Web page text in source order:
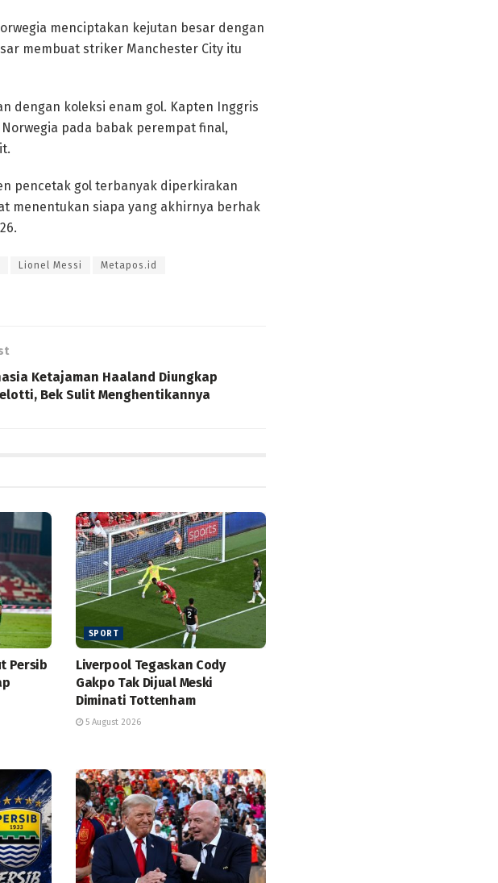
menciptakan kejutan besar dengan
membuat striker Manchester City itu
dengan koleksi enam gol. Kapten Inggris
pada babak perempat final,
pencetak gol terbanyak diperkirakan
menentukan siapa yang akhirnya berhak
Lionel Messi Metapos.id
Ketajaman Haaland Diungkap
Bek Sulit Menghentikannya
Persib
SPORT
Liverpool Tegaskan Cody
Gakpo Tak Dijual Meski
Diminati Tottenham
5 August 2026